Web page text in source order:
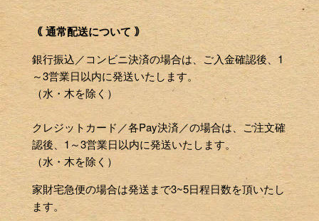
｟ 通常配送について ｠
銀行振込／コンビニ決済の場合は、ご入金確認後、1
～3営業日以内に発送いたします。
（水・木を除く）
クレジットカード／各Pay決済／の場合は、ご注文確
認後、1～3営業日以内に発送いたします。
（水・木を除く）
家財宅急便の場合は発送まで3~5日程日数を頂いたし
ます。